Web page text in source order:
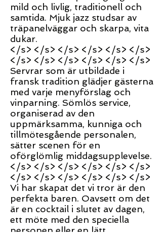
mild och livlig, traditionell och
samtida. Mjuk jazz studsar av
träpanelväggar och skarpa, vita
dukar.
</s> </s> </s> </s> </s> </s>
</s> </s> </s> </s> </s> </s>
Servrar som är utbildade i
fransk tradition glädjer gästerna
med varje menyförslag och
vinparning. Sömlös service,
organiserad av den
uppmärksamma, kunniga och
tillmötesgående personalen,
sätter scenen för en
oförglömlig middagsupplevelse.
</s> </s> </s> </s> </s> </s>
</s> </s> </s> </s> </s> </s>
Vi har skapat det vi tror är den
perfekta baren. Oavsett om det
är en cocktail i slutet av dagen,
ett möte med den speciella
personen eller en lätt,